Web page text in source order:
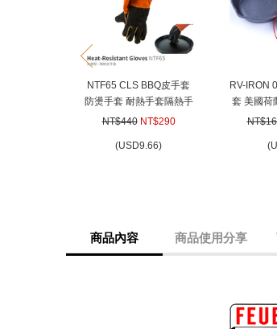
NTF65 CLS BBQ皮手套
防燙手套 耐熱手套隔熱手
套烤箱荷蘭鍋必備
NT$440 NT$290
(USD9.66)
RV-IRON
套 美國荷
鐵鍋 專用
(
prev
商品內容 商品使用分享